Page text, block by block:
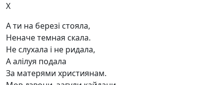
X
А ти на березі стояла,
Неначе темная скала.
Не слухала і не ридала,
А алілуя подала
За матерями християнам.